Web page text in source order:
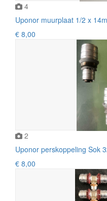
4
Uponor muurplaat 1/2 x
€ 8,00
2
Uponor perskoppeling Sok
€ 8,00